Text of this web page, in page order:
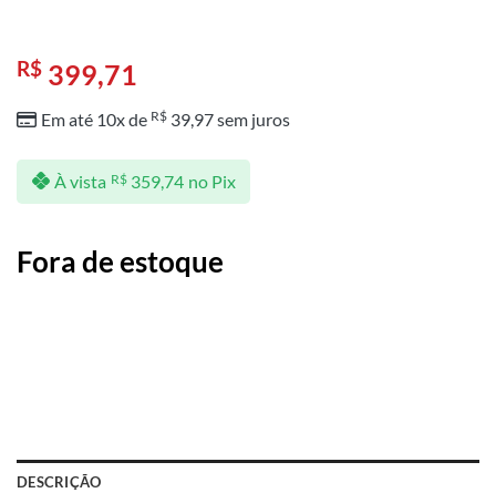
R$ 399,71
Em até 10x de R$ 39,97sem juros
À vista R$359,74 no Pix
Fora de estoque
DESCRIÇÃO